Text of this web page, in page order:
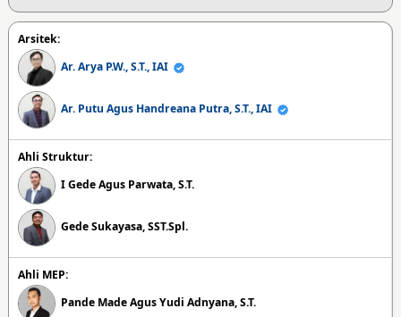
Arsitek:
Ar. Arya P.W., S.T., IAI
Ar. Putu Agus Handreana Putra, S.T., IAI
Ahli Struktur:
I Gede Agus Parwata, S.T.
Gede Sukayasa, SST.Spl.
Ahli MEP:
Pande Made Agus Yudi Adnyana, S.T.